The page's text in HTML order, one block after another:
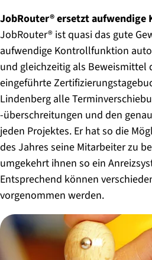
JobRouter® ersetzt aufwendige
JobRouter® ist quasi das gute
aufwendige Kontrollfunktion
und gleichzeitig als Beweismittel
eingeführte
Lindenberg alle
-überschreitungen und den
jeden Projektes. Er hat so die
des Jahres seine Mitarbeiter zu
umgekehrt ihnen so ein
Entsprechend können
vorgenommen werden.